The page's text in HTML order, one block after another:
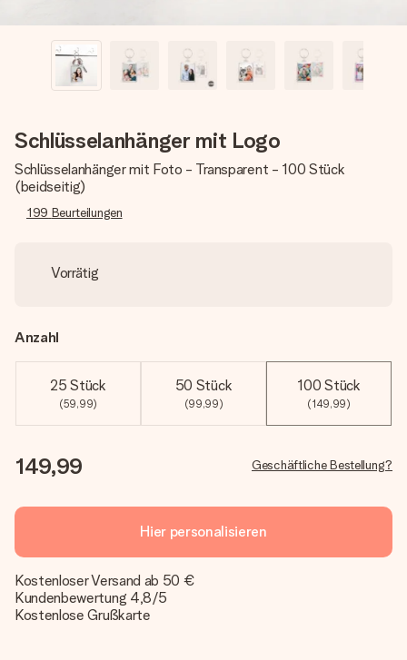
Schlüsselanhänger mit Logo
Schlüsselanhänger mit Foto - Transparent - 100 Stück
(beidseitig)
199 Beurteilungen
Vorrätig
Anzahl
25 Stück
(59,99)
50 Stück
(99,99)
100 Stück
(149,99)
149,99 Geschäftliche Bestellung?
Hier personalisieren
Kostenloser Versand ab 50 €
Kundenbewertung 4,8/5
Kostenlose Grußkarte